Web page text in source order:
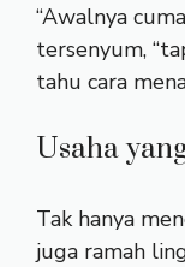
“Awalnya
tersenyum,
tahu cara
Usaha
Tak hanya
juga ramah